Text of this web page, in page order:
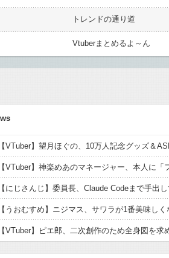
トレンドの通り道
Vtuberまとめるよ～ん